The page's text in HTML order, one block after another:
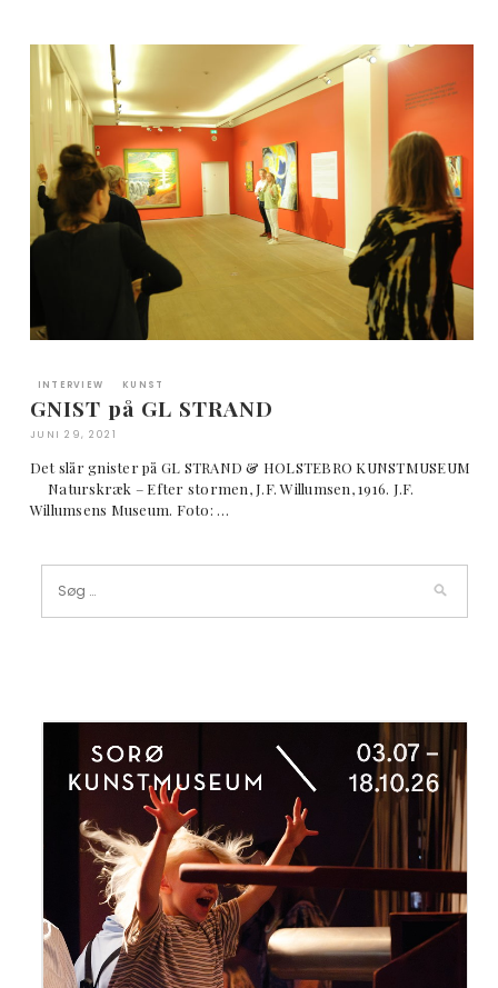
INTERVIEW KUNST
GNIST på GL STRAND
JUNI 29, 2021
Det slår gnister på GL STRAND & HOLSTEBRO KUNSTMUSEUM
Naturskræk – Efter stormen, J.F. Willumsen, 1916. J.F.
Willumsens Museum. Foto: …